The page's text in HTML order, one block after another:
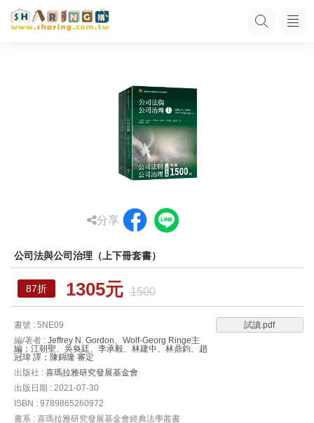
分享
公司法與公司治理（上下冊套書）
87折 1305元 1500
書號 : 5NE09
編/著者 : Jeffrey N. Gordon、Wolf-Georg Ringe主
編；江朝聖、吳奐廷、李承毅、林建中、林鼎鈞、趙
冠瑋 譯；陳錦隆 審定
出版社 : 喜瑪拉雅研究發展基金會
出版日期 : 2021-07-30
ISBN : 9789865260972
書系 : 喜瑪拉雅研究發展基金會經典法學叢書
試讀.pdf